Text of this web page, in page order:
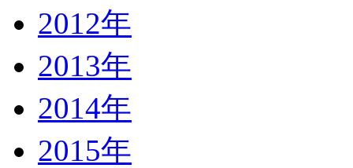
2012年
2013年
2014年
2015年